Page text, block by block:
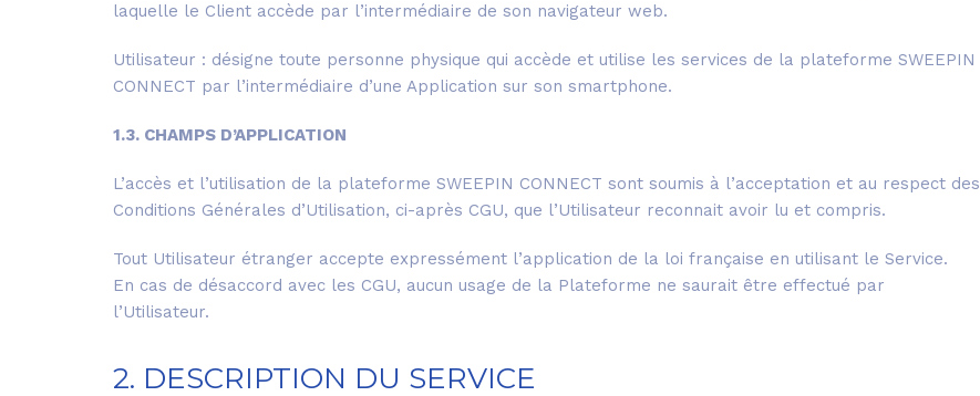
laquelle le Client accède par l’intermédiaire de son navigateur web.
Utilisateur : désigne toute personne physique qui accède et utilise les services de la plateforme SWEEPIN
CONNECT par l’intermédiaire d’une Application sur son smartphone.
1.3. CHAMPS D’APPLICATION
L’accès et l’utilisation de la plateforme SWEEPIN CONNECT sont soumis à l’acceptation et au respect des
Conditions Générales d’Utilisation, ci-après CGU, que l’Utilisateur reconnait avoir lu et compris.
Tout Utilisateur étranger accepte expressément l’application de la loi française en utilisant le Service.
En cas de désaccord avec les CGU, aucun usage de la Plateforme ne saurait être effectué par
l’Utilisateur.
2. DESCRIPTION DU SERVICE